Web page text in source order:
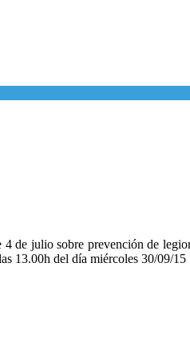
de julio sobre prevención de
13.00h del día miércoles 30/09/15